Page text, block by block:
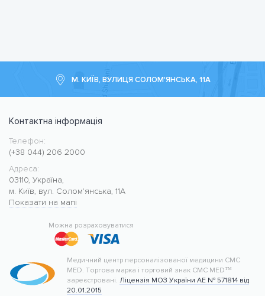
М. КИЇВ, ВУЛИЦЯ СОЛОМ'ЯНСЬКА, 11А
Контактна інформація
Медичний центр CMC MED
https://cmcmed.clinic
Телефон:
(+38 044) 206 2000
Адреса:
03110, Україна,
м. Київ, вул. Солом'янська, 11А
Показати на мапі
Можна розраховуватися
Медичний центр персоналізованої медицини CMC
MED. Торгова марка і торговий знак CMC MED™
зареєстровані. Ліцензія МОЗ України АЕ № 571814 від
20.01.2015